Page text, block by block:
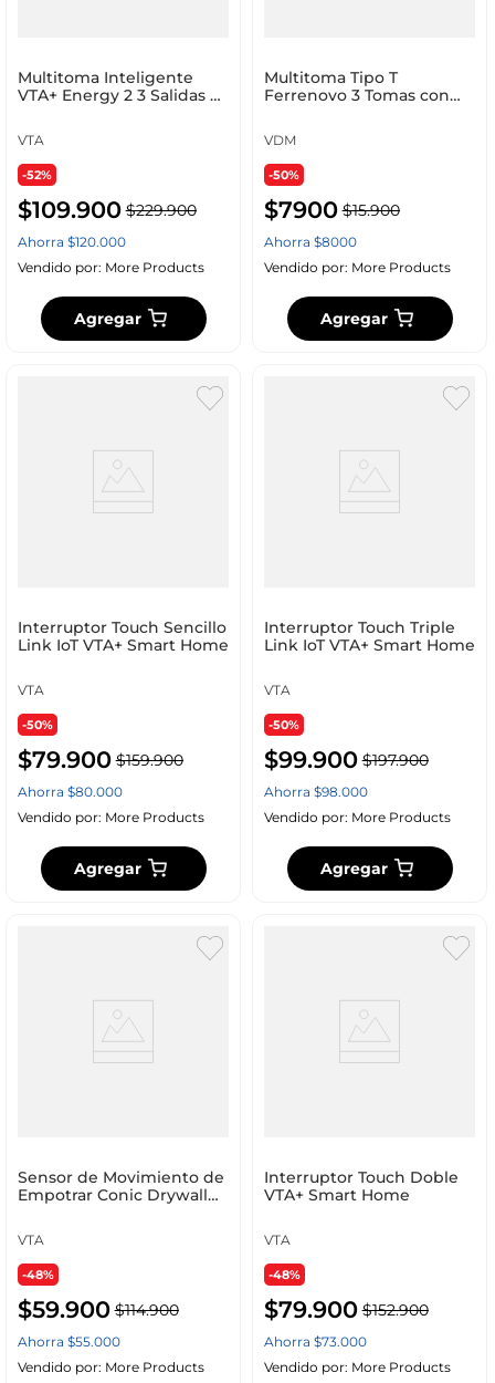
Multitoma Inteligente
VTA+ Energy 2 3 Salidas 2
VTA
-52%
$109.900 $229.900
Ahorra $120.000
Vendido por: More Products
Agregar
Multitoma Tipo T
Ferrenovo 3 Tomas con
VDM
-50%
$7900 $15.900
Ahorra $8000
Vendido por: More Products
Agregar
Interruptor Touch Sencillo
Link IoT VTA+ Smart Home
VTA
-50%
$79.900 $159.900
Ahorra $80.000
Vendido por: More Products
Agregar
Interruptor Touch Triple
Link IoT VTA+ Smart Home
VTA
-50%
$99.900 $197.900
Ahorra $98.000
Vendido por: More Products
Agregar
Sensor de Movimiento de
Empotrar Conic Drywall
VTA
-48%
$59.900 $114.900
Ahorra $55.000
Vendido por: More Products
Interruptor Touch Doble
VTA+ Smart Home
VTA
-48%
$79.900 $152.900
Ahorra $73.000
Vendido por: More Products